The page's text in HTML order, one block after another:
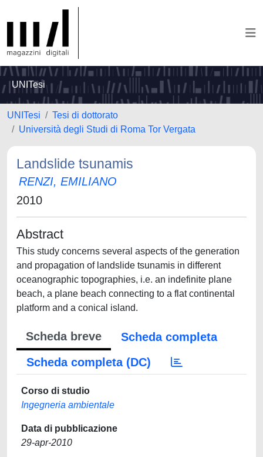
UNITesi
UNITesi
Tesi di dottorato
Università degli Studi di Roma Tor Vergata
Landslide tsunamis
RENZI, EMILIANO
2010
Abstract
This study concerns several aspects of the generation
and propagation of landslide tsunamis in different
oceanographic topographies, i.e. an indefinite plane
beach, a plane beach connecting to a flat continental
platform and a conical island.
Scheda breve
Scheda completa
Scheda completa (DC)
Corso di studio
Ingegneria ambientale
Data di pubblicazione
29-apr-2010